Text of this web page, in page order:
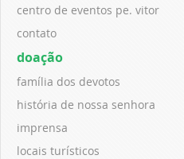
centro de eventos pe. vitor
contato
doação
família dos devotos
história de nossa senhora
imprensa
locais turísticos